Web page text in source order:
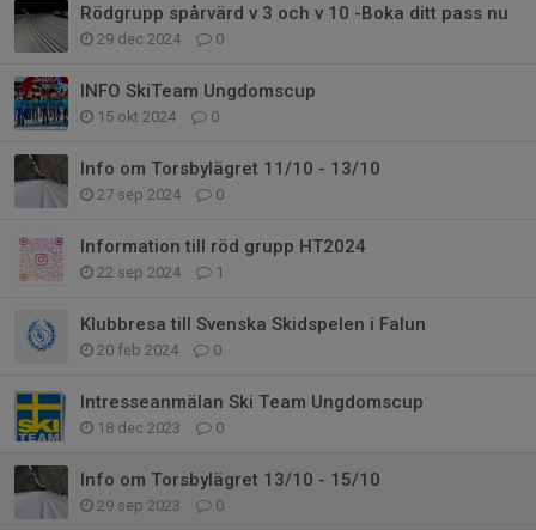
Rödgrupp spårvärd v 3 och v 10 -Boka ditt pass nu
29 dec 2024 0
INFO SkiTeam Ungdomscup
15 okt 2024 0
Info om Torsbylägret 11/10 - 13/10
27 sep 2024 0
Information till röd grupp HT2024
22 sep 2024 1
Klubbresa till Svenska Skidspelen i Falun
20 feb 2024 0
Intresseanmälan Ski Team Ungdomscup
18 dec 2023 0
Info om Torsbylägret 13/10 - 15/10
29 sep 2023 0